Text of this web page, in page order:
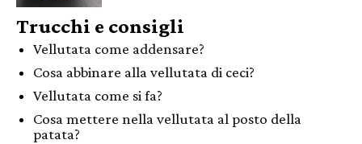
Trucchi e consigli
Vellutata come addensare?
Cosa abbinare alla vellutata di ceci?
Vellutata come si fa?
Cosa mettere nella vellutata al posto della
patata?